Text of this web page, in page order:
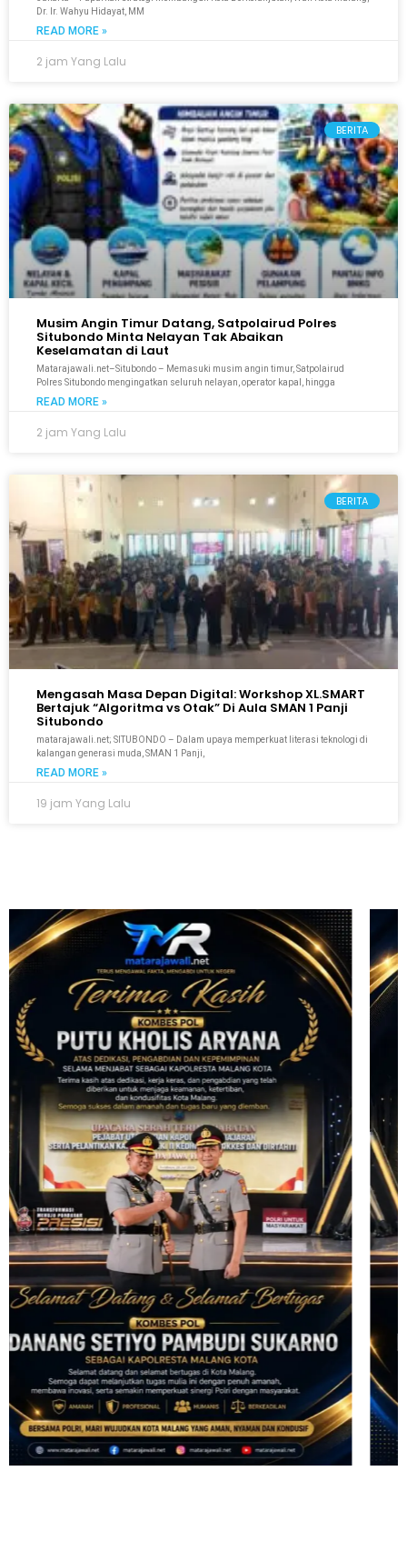
Dr. Ir. Wahyu Hidayat, MM
READ MORE »
2 jam Yang Lalu
BERITA
Musim Angin Timur Datang, Satpolairud Polres
Situbondo Minta Nelayan Tak Abaikan
Keselamatan di Laut
Matarajawali.net–Situbondo – Memasuki musim angin timur, Satpolairud
Polres Situbondo mengingatkan seluruh nelayan, operator kapal, hingga
READ MORE »
2 jam Yang Lalu
BERITA
Mengasah Masa Depan Digital: Workshop XL.SMART
Bertajuk “Algoritma vs Otak” Di Aula SMAN 1 Panji
Situbondo
matarajawali.net; SITUBONDO – Dalam upaya memperkuat literasi teknologi di
kalangan generasi muda, SMAN 1 Panji,
READ MORE »
19 jam Yang Lalu